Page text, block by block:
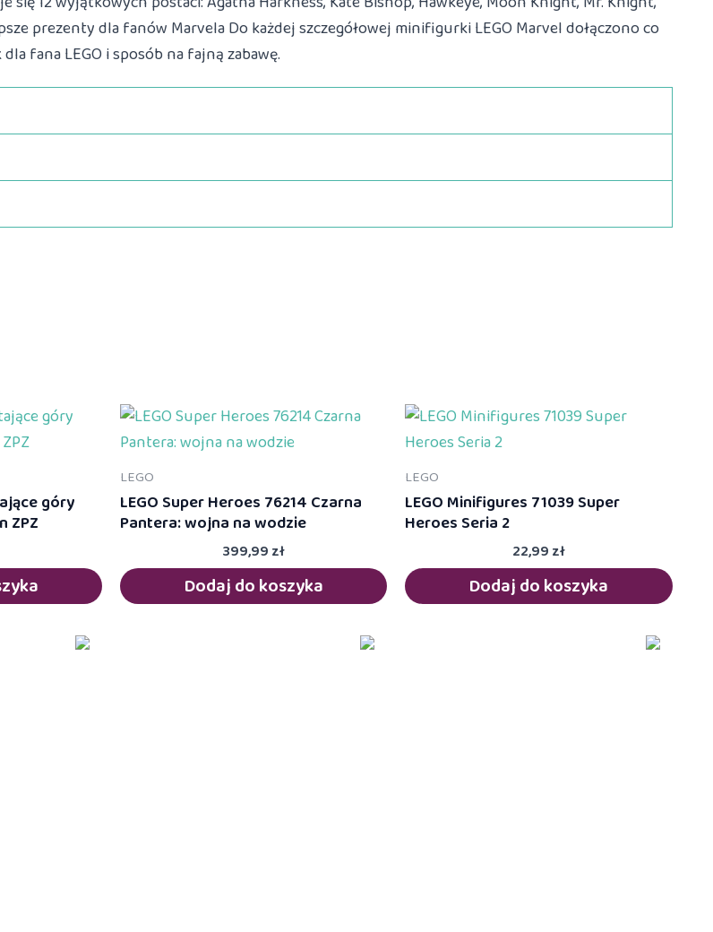
prezenty dla fanów Marvela Do każdej szczegółowej minifigurki LEGO Marvel dołączono co
fana LEGO i sposób na fajną zabawę.
góry
ZPZ
LEGO
LEGO Super Heroes 76214 Czarna
Pantera: wojna na wodzie
399,99 zł
Dodaj do koszyka
LEGO
LEGO Minifigures 71039 Super
Heroes Seria 2
22,99 zł
Dodaj do koszyka